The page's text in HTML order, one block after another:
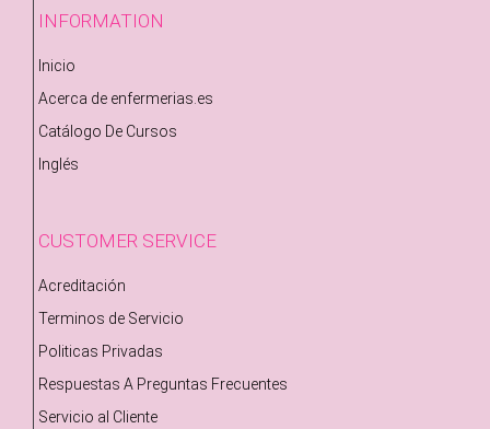
INFORMATION
Inicio
Acerca de enfermerias.es
Catálogo De Cursos
Inglés
CUSTOMER SERVICE
Acreditación
Terminos de Servicio
Politicas Privadas
Respuestas A Preguntas Frecuentes
Servicio al Cliente